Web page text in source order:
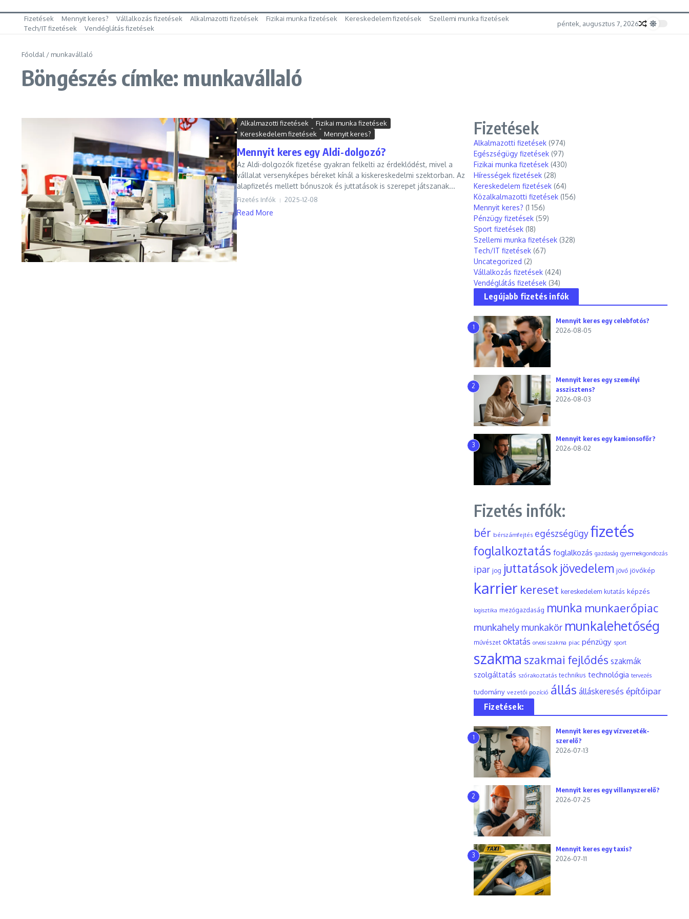
Fizetések Mennyit keres? Vállalkozás fizetések Alkalmazotti fizetések Fizikai munka fizetések Kereskedelem fizetések
Szellemi munka fizetések
Tech/IT fizetések
Vendéglátás fizetések
péntek, augusztus 7, 2026
Főoldal / munkavállaló
Böngészés címke: munkavállaló
Alkalmazotti fizetések
Fizikai munka fizetések
Kereskedelem fizetések
Mennyit keres?
Mennyit keres egy Aldi-dolgozó?
Az Aldi-dolgozók fizetése gyakran felkelti az érdeklődést, mivel a
vállalat versenyképes béreket kínál a kiskereskedelmi szektorban. Az
alapfizetés mellett bónuszok és juttatások is szerepet játszanak...
Fizetés Infók 2025-12-08
Read More
Fizetések
Alkalmazotti fizetések (974)
Egészségügy fizetések (97)
Fizikai munka fizetések (430)
Hírességek fizetések (28)
Kereskedelem fizetések (64)
Közalkalmazotti fizetések (156)
Mennyit keres? (1 156)
Pénzügy fizetések (59)
Sport fizetések (18)
Szellemi munka fizetések (328)
Tech/IT fizetések (67)
Uncategorized (2)
Vállalkozás fizetések (424)
Vendéglátás fizetések (34)
Legújabb fizetés infók
1
Mennyit keres egy celebfotós?
2026-08-05
2
Mennyit keres egy személyi
asszisztens?
2026-08-03
3
Mennyit keres egy kamionsofőr?
2026-08-02
Fizetés infók:
bér bérszámfejtés egészségügyfizetés
foglalkoztatás foglalkozás gazdaság gyermekgondozás
ipar jog juttatások jövedelem jövő jövőkép
karrier kereset kereskedelem kutatás képzés
logisztika mezőgazdaság munka munkaerőpiac
munkahely munkakör munkalehetőség
művészet oktatás orvosi szakma piac pénzügy sport
szakma szakmai fejlődés szakmák
szolgáltatás szórakoztatás technikus technológia tervezés
tudomány vezetői pozíció állás álláskeresés építőipar
Fizetések:
1
Mennyit keres egy vízvezeték-
szerelő?
2026-07-13
2
Mennyit keres egy villanyszerelő?
2026-07-25
3
Mennyit keres egy taxis?
2026-07-11